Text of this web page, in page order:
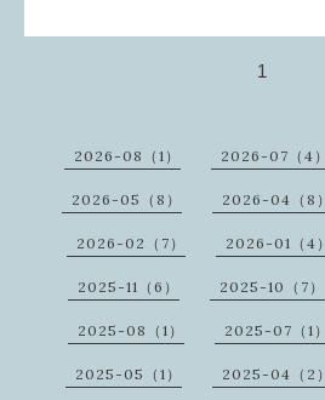
1
2026-08（1） 2026-07（4）
2026-05（8） 2026-04（8）
2026-02（7） 2026-01（4）
2025-11（6） 2025-10（7）
2025-08（1） 2025-07（1）
2025-05（1） 2025-04（2）